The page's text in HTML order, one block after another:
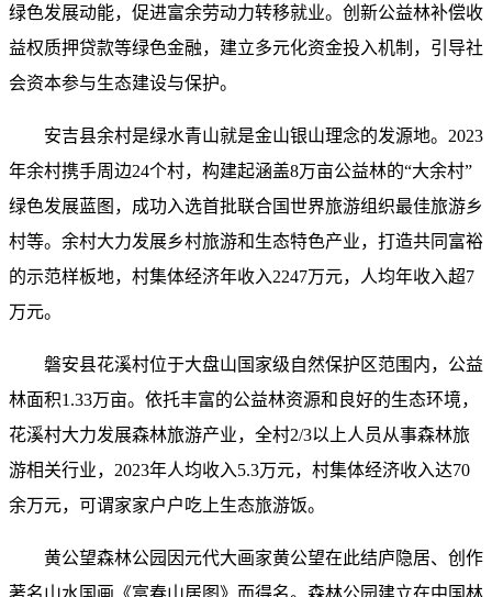
绿色发展动能，促进富余劳动力转移就业。创新公益林补偿收
益权质押贷款等绿色金融，建立多元化资金投入机制，引导社
会资本参与生态建设与保护。
安吉县余村是绿水青山就是金山银山理念的发源地。2023
年余村携手周边24个村，构建起涵盖8万亩公益林的“大余村”
绿色发展蓝图，成功入选首批联合国世界旅游组织最佳旅游乡
村等。余村大力发展乡村旅游和生态特色产业，打造共同富裕
的示范样板地，村集体经济年收入2247万元，人均年收入超7
万元。
磐安县花溪村位于大盘山国家级自然保护区范围内，公益
林面积1.33万亩。依托丰富的公益林资源和良好的生态环境，
花溪村大力发展森林旅游产业，全村2/3以上人员从事森林旅
游相关行业，2023年人均收入5.3万元，村集体经济收入达70
余万元，可谓家家户户吃上生态旅游饭。
黄公望森林公园因元代大画家黄公望在此结庐隐居、创作
著名山水国画《富春山居图》而得名。森林公园建立在中国林